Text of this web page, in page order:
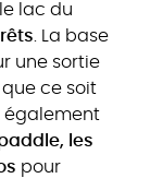
lac du
. La base
une sortie
que ce soit
également
les
pour